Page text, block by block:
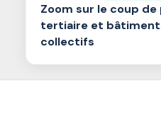
Zoom sur le coup
tertiaire et
collectifs